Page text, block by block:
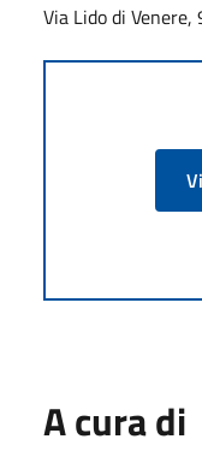
Via Lido di
A cura di